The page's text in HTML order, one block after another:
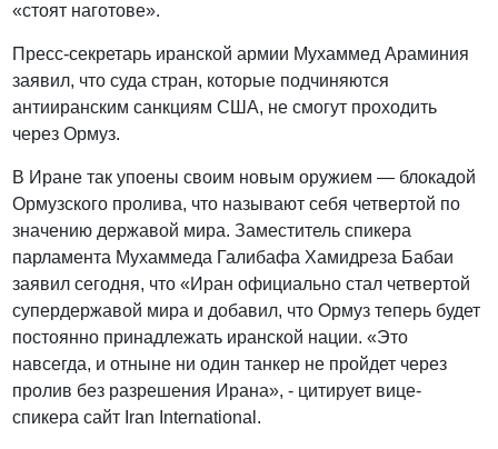
«стоят наготове».
Пресс-секретарь иранской армии Мухаммед Араминия
заявил, что суда стран, которые подчиняются
антииранским санкциям США, не смогут проходить
через Ормуз.
В Иране так упоены своим новым оружием — блокадой
Ормузского пролива, что называют себя четвертой по
значению державой мира. Заместитель спикера
парламента Мухаммеда Галибафа Хамидреза Бабаи
заявил сегодня, что «Иран официально стал четвертой
супердержавой мира и добавил, что Ормуз теперь будет
постоянно принадлежать иранской нации. «Это
навсегда, и отныне ни один танкер не пройдет через
пролив без разрешения Ирана», - цитирует вице-
спикера сайт Iran International.